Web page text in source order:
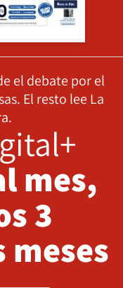
el debate por el
El resto lee La
mes,
3